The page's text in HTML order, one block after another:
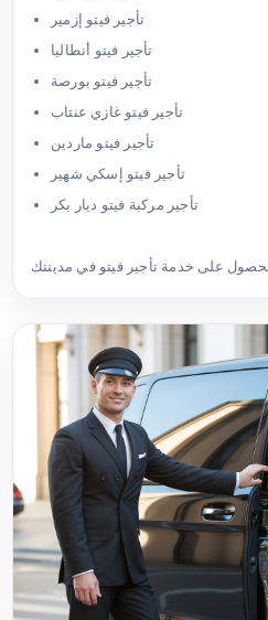
تأجير فيتو إزمير
تأجير فيتو أنطاليا
تأجير فيتو بورصة
تأجير فيتو غازي عنتاب
تأجير فيتو ماردين
تأجير فيتو إسكي شهير
تأجير مركبة فيتو ديار بكر